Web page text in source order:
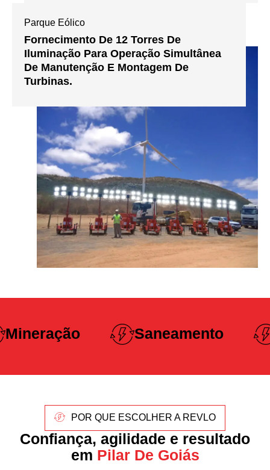
Parque Eólico
Fornecimento De 12 Torres De
Iluminação Para Operação Simultânea
De Manutenção E Montagem De
Turbinas.
Saneamento
Construção
Pesada
POR QUE ESCOLHER A REVLO
Confiança, agilidade e resultado
em Pilar De Goiás